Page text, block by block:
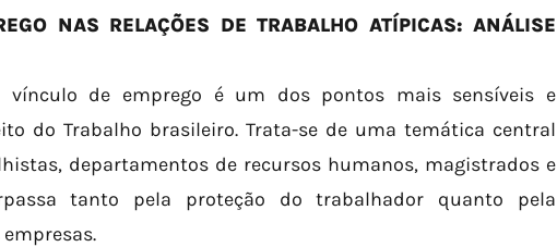
NAS RELAÇÕES DE TRABALHO ATÍPICAS: ANÁLISE
vínculo de emprego é um dos pontos mais sensíveis e
do Trabalho brasileiro. Trata-se de uma temática central
departamentos de recursos humanos, magistrados e
tanto pela proteção do trabalhador quanto pela